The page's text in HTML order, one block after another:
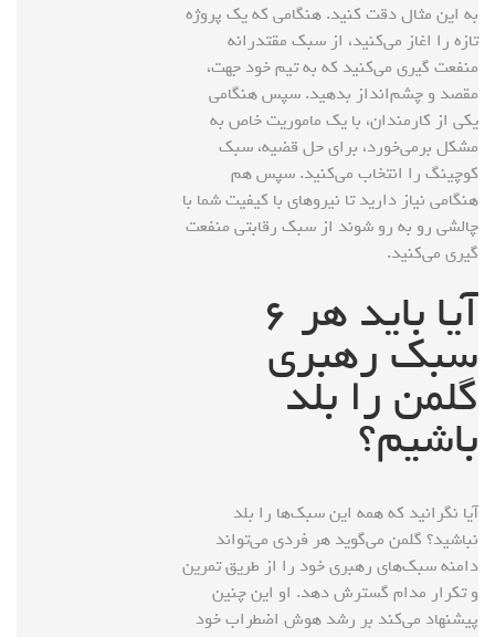
به این مثال دقت کنید. هنگامی که یک پروژه
تازه را اغاز می‌کنید، از سبک مقتدرانه
منفعت گیری می‌کنید که به تیم خود جهت،
مقصد و چشم‌انداز بدهید. سپس هنگامی
یکی از کارمندان، با یک ماموریت خاص به
مشکل برمی‌خورد، برای حل قضیه، سبک
کوچینگ را انتخاب می‌کنید. سپس هم
هنگامی نیاز دارید تا نیروهای با کیفیت شما با
چالشی رو به رو شوند از سبک رقابتی منفعت
گیری می‌کنید.
آیا باید هر ۶
سبک رهبری
گلمن را بلد
باشیم؟
آیا نگرانید که همه این سبک‌ها را بلد
نباشید؟ گلمن می‌گوید هر فردی می‌تواند
دامنه سبک‌های رهبری خود را از طریق تمرین
و تکرار مدام گسترش دهد. او این چنین
پیشنهاد می‌کند بر رشد هوش اضطراب خود